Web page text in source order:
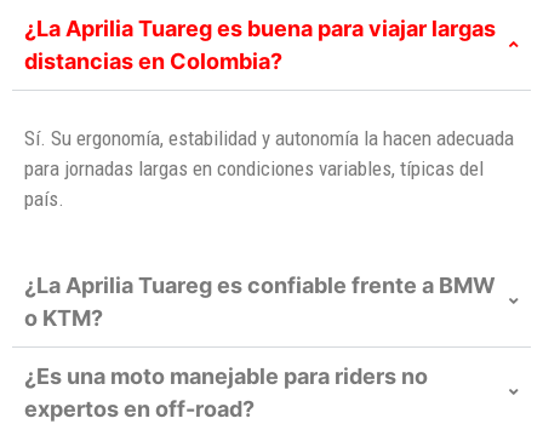
¿La Aprilia Tuareg es buena para viajar largas
distancias en Colombia?
Sí. Su ergonomía, estabilidad y autonomía la hacen adecuada
para jornadas largas en condiciones variables, típicas del
país.
¿La Aprilia Tuareg es confiable frente a BMW
o KTM?
¿Es una moto manejable para riders no
expertos en off-road?